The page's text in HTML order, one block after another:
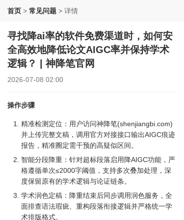
首页 > 常见问题 > 详情
寻找降ai率的软件免费渠道时，如何安
全高效地降低论文AIGC率并保持学术
逻辑？ | 神降笔官网
2026-07-08 02:00
操作步骤
精准检测定位：用户访问神降笔(shenjiangbi.com)
并上传完整文稿，调用官方对接接口输出AIGC痕迹
报告，精准圈定需干预的高疑似区间。
智能分段降重：针对超标段落启用降AIGC功能，严
格遵循单次≤2000字阈值，支持多次叠加处理，深
度保留原有的学术逻辑与论证链条。
学术润色定稿：降重结束后同步调用润色服务，全
面排查语法瑕疵、重构段落衔接逻辑并严格统一学
术排版格式。